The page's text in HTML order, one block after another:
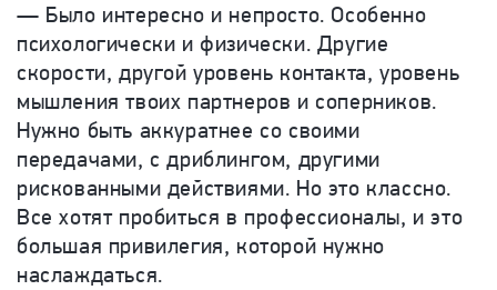
— Было интересно и непросто. Особенно
психологически и физически. Другие
скорости, другой уровень контакта, уровень
мышления твоих партнеров и соперников.
Нужно быть аккуратнее со своими
передачами, с дриблингом, другими
рискованными действиями. Но это классно.
Все хотят пробиться в профессионалы, и это
большая привилегия, которой нужно
наслаждаться.